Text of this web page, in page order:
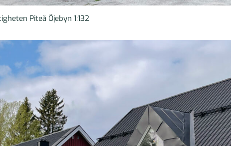
Piteå Öjebyn 1:132